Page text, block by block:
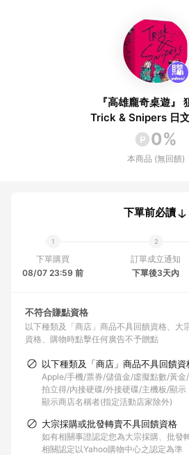
『高雄龐奇桌遊』
Trick & Snipers 日
體中文說明書 正版桌
賣店
0%
本商品 (無回饋)
下單前必讀
下單購買
08/07 23:59 前
訂單成立通知
下單後3天內
不符合賺點資格
以下種類及「商店」商品不具回饋資格
大
資格
購物時點擊任何廣告不予贈點
以下種類及「商店」商品不具回饋資
Apple/手機/票券/儲值金/虛擬點數/黃
拍立得/內接硬碟/外接硬碟/主機板/顯示
顯示商店名稱者(指定活動店家除外)
大宗採購或批發轉賣不具回饋資格
如有相關事證認定您為大宗採購、批發
相關認定以Yahoo購物中心之認定為準